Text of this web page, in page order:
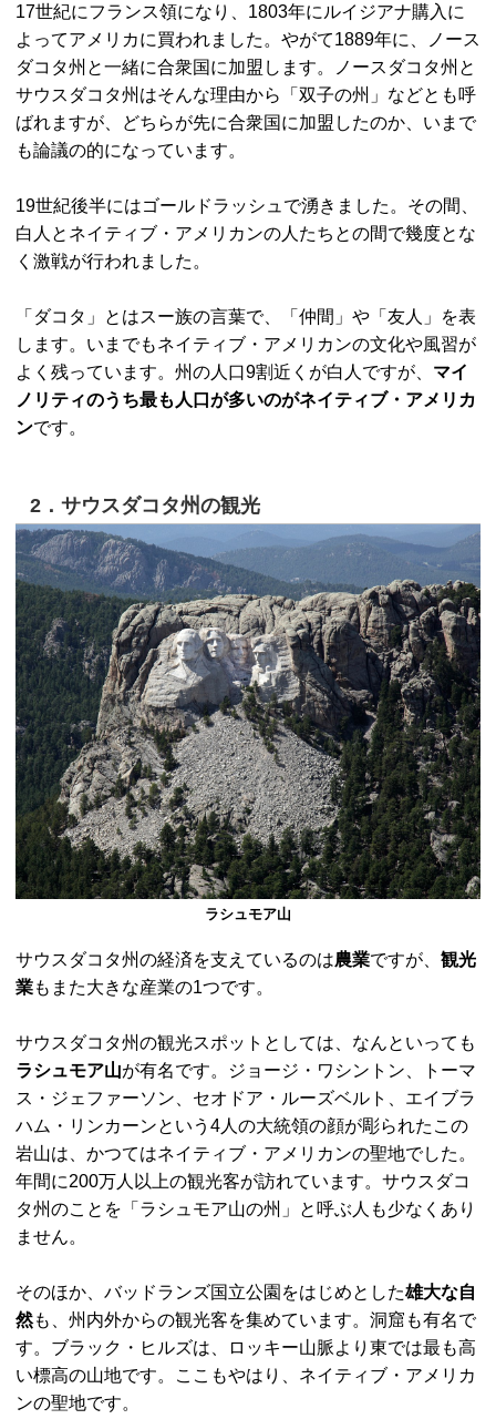
17世紀にフランス領になり、1803年にルイジアナ購入に
よってアメリカに買われました。やがて1889年に、ノース
ダコタ州と一緒に合衆国に加盟します。ノースダコタ州と
サウスダコタ州はそんな理由から「双子の州」などとも呼
ばれますが、どちらが先に合衆国に加盟したのか、いまで
も論議の的になっています。
19世紀後半にはゴールドラッシュで湧きました。その間、
白人とネイティブ・アメリカンの人たちとの間で幾度とな
く激戦が行われました。
「ダコタ」とはスー族の言葉で、「仲間」や「友人」を表
します。いまでもネイティブ・アメリカンの文化や風習が
よく残っています。州の人口9割近くが白人ですが、 マイ
ノリティのうち最も人口が多いのがネイティブ・アメリカ
ンです。
2．サウスダコタ州の観光
ラシュモア山
サウスダコタ州の経済を支えているのは農業ですが、 観光
業もまた大きな産業の1つです。
サウスダコタ州の観光スポットとしては、なんといっても
ラシュモア山が有名です。ジョージ・ワシントン、トーマ
ス・ジェファーソン、セオドア・ルーズベルト、エイブラ
ハム・リンカーンという4人の大統領の顔が彫られたこの
岩山は、かつてはネイティブ・アメリカンの聖地でした。
年間に200万人以上の観光客が訪れています。サウスダコ
タ州のことを「ラシュモア山の州」と呼ぶ人も少なくあり
ません。
そのほか、バッドランズ国立公園をはじめとした雄大な自
然も、州内外からの観光客を集めています。洞窟も有名で
す。ブラック・ヒルズは、ロッキー山脈より東では最も高
い標高の山地です。ここもやはり、ネイティブ・アメリカ
ンの聖地です。